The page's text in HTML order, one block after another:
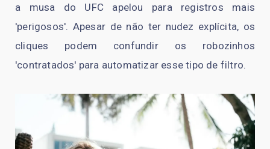
a musa do UFC apelou para registros mais
'perigosos'. Apesar de não ter nudez explícita, os
cliques podem confundir os robozinhos
'contratados' para automatizar esse tipo de filtro.